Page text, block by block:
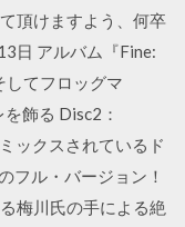
頂けますよう、何卒
日 アルバム『Fine:
してフロッグマ
飾る Disc2：
ックスされているド
フル・バージョン！
梅川氏の手による絶